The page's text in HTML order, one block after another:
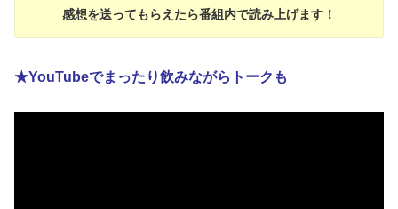
感想を送ってもらえたら番組内で読み上げます！
★YouTubeでまったり飲みながらトークも